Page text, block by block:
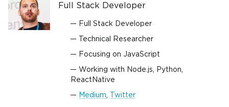
Full Stack Developer
Full Stack Developer
Technical Researcher
Focusing on JavaScript
Working with Node.js, Python,
ReactNative
Medium Twitter